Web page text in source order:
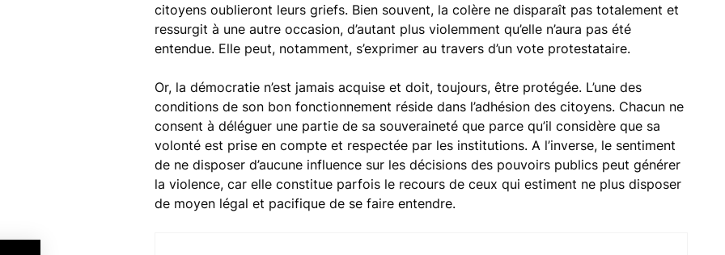
citoyens oublieront leurs griefs. Bien souvent, la colère ne disparaît pas totalement et
ressurgit à une autre occasion, d’autant plus violemment qu’elle n’aura pas été
entendue. Elle peut, notamment, s’exprimer au travers d’un vote protestataire.
Or, la démocratie n’est jamais acquise et doit, toujours, être protégée. L’une des
conditions de son bon fonctionnement réside dans l’adhésion des citoyens. Chacun ne
consent à déléguer une partie de sa souveraineté que parce qu’il considère que sa
volonté est prise en compte et respectée par les institutions. A l’inverse, le sentiment
de ne disposer d’aucune influence sur les décisions des pouvoirs publics peut générer
la violence, car elle constitue parfois le recours de ceux qui estiment ne plus disposer
de moyen légal et pacifique de se faire entendre.